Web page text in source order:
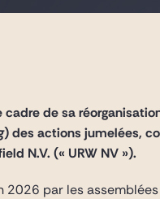
de sa
) des actions jumelées,
N.V. (« URW NV »).
par les assemblées